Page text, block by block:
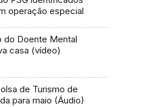
operação especial
do Doente Mental
casa (vídeo)
de Turismo de
para maio (Áudio)